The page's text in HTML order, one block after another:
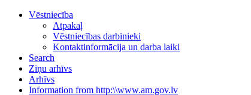
Vēstniecība
Atpakaļ
Vēstniecības darbinieki
Kontaktinformācija un darba laiki
Search
Ziņu arhīvs
Arhīvs
Information from http:\\www.am.gov.lv